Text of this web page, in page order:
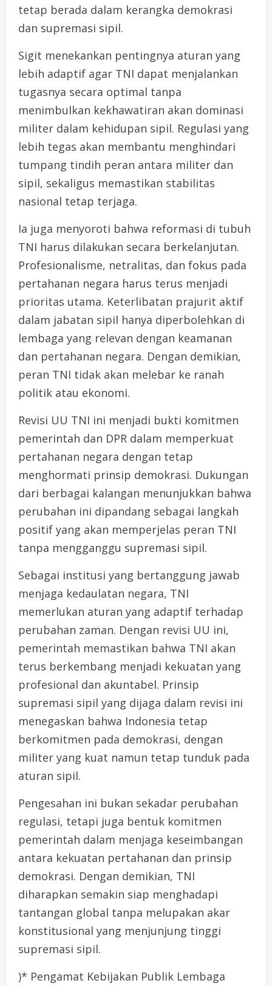
tetap berada dalam kerangka demokrasi
dan supremasi sipil.
Sigit menekankan pentingnya aturan yang
lebih adaptif agar TNI dapat menjalankan
tugasnya secara optimal tanpa
menimbulkan kekhawatiran akan dominasi
militer dalam kehidupan sipil. Regulasi yang
lebih tegas akan membantu menghindari
tumpang tindih peran antara militer dan
sipil, sekaligus memastikan stabilitas
nasional tetap terjaga.
Ia juga menyoroti bahwa reformasi di tubuh
TNI harus dilakukan secara berkelanjutan.
Profesionalisme, netralitas, dan fokus pada
pertahanan negara harus terus menjadi
prioritas utama. Keterlibatan prajurit aktif
dalam jabatan sipil hanya diperbolehkan di
lembaga yang relevan dengan keamanan
dan pertahanan negara. Dengan demikian,
peran TNI tidak akan melebar ke ranah
politik atau ekonomi.
Revisi UU TNI ini menjadi bukti komitmen
pemerintah dan DPR dalam memperkuat
pertahanan negara dengan tetap
menghormati prinsip demokrasi. Dukungan
dari berbagai kalangan menunjukkan bahwa
perubahan ini dipandang sebagai langkah
positif yang akan memperjelas peran TNI
tanpa mengganggu supremasi sipil.
Sebagai institusi yang bertanggung jawab
menjaga kedaulatan negara, TNI
memerlukan aturan yang adaptif terhadap
perubahan zaman. Dengan revisi UU ini,
pemerintah memastikan bahwa TNI akan
terus berkembang menjadi kekuatan yang
profesional dan akuntabel. Prinsip
supremasi sipil yang dijaga dalam revisi ini
menegaskan bahwa Indonesia tetap
berkomitmen pada demokrasi, dengan
militer yang kuat namun tetap tunduk pada
aturan sipil.
Pengesahan ini bukan sekadar perubahan
regulasi, tetapi juga bentuk komitmen
pemerintah dalam menjaga keseimbangan
antara kekuatan pertahanan dan prinsip
demokrasi. Dengan demikian, TNI
diharapkan semakin siap menghadapi
tantangan global tanpa melupakan akar
konstitusional yang menjunjung tinggi
supremasi sipil.
)* Pengamat Kebijakan Publik Lembaga